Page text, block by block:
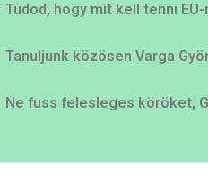
Tudod, hogy mit kell tenni
Tanuljunk közösen Varga
Ne fuss felesleges köröket,